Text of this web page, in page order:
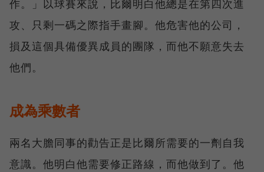
作。」以球賽來說，比爾明白他總是在第四次進
攻、只剩一碼之際指手畫腳。他危害他的公司，
損及這個具備優異成員的團隊，而他不願意失去
他們。
成為乘數者
兩名大膽同事的勸告正是比爾所需要的一劑自我
意識。他明白他需要修正路線，而他做到了。他